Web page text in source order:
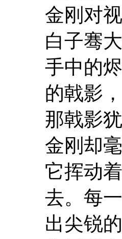
金刚对视
白子骞
手中的
的戟影
那戟影
金刚却
它挥动
去。每
出尖锐